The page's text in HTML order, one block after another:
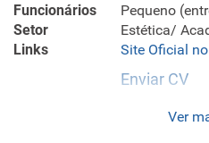
Funcionários
Pequeno
Setor
Estética/
Links
Site Oficial
Enviar CV
Empresa que atua na área do
Ver